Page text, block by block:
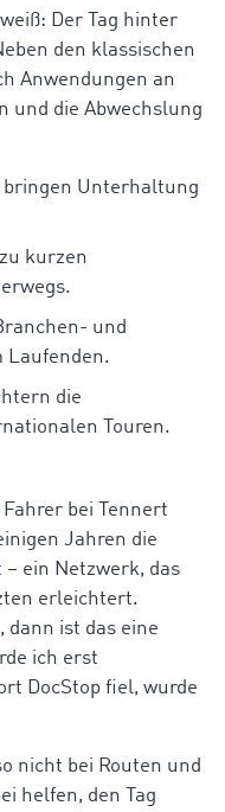
Der Tag hinter
den klassischen
Anwendungen an
und die Abwechslung
bringen Unterhaltung
kurzen
und
Laufenden.
die
Touren.
bei Tennert
Jahren die
ein Netzwerk, das
erleichtert.
dann ist das eine
ich erst
DocStop fiel, wurde
nicht bei Routen und
helfen, den Tag